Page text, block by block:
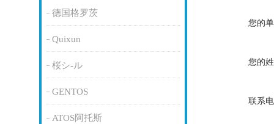
德国格罗茨
Quixun
桜シ-ル
GENTOS
ATOS阿托斯
您的
您的
联系